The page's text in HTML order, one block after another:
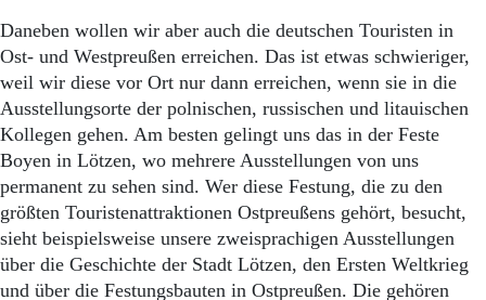
Daneben wollen wir aber auch die deutschen Touristen in
Ost- und Westpreußen erreichen. Das ist etwas schwieriger,
weil wir diese vor Ort nur dann erreichen, wenn sie in die
Ausstellungsorte der polnischen, russischen und litauischen
Kollegen gehen. Am besten gelingt uns das in der Feste
Boyen in Lötzen, wo mehrere Ausstellungen von uns
permanent zu sehen sind. Wer diese Festung, die zu den
größten Touristenattraktionen Ostpreußens gehört, besucht,
sieht beispielsweise unsere zweisprachigen Ausstellungen
über die Geschichte der Stadt Lötzen, den Ersten Weltkrieg
und über die Festungsbauten in Ostpreußen. Die gehören